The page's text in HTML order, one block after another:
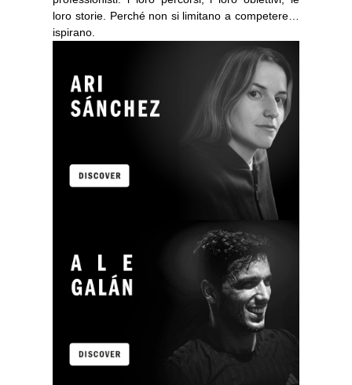
loro storie. Perché non si limitano a competere…
ispirano.